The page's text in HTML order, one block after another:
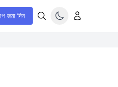
জমা দিন